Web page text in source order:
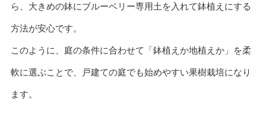
ら、大きめの鉢にブルーベリー専用土を入れて鉢植えにする
方法が安心です。
このように、庭の条件に合わせて「鉢植えか地植えか」を柔
軟に選ぶことで、戸建ての庭でも始めやすい果樹栽培になり
ます。